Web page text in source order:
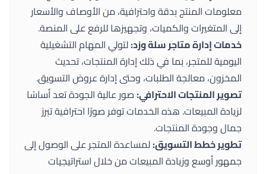
معلومات المنتج بدقة واحترافية، من الأوصاف والأسعار
إلى المتغيرات والكميات، وتجهيزها للرفع على المنصة.
خدمات إدارة متاجر سلة وزد:لتولي المهام التشغيلية
اليومية للمتجر، بما في ذلك إدارة المنتجات، تحديث
المخزون، معالجة الطلبات، وحتى إدارة عروض التسويق.
تصوير المنتجات الاحترافي:صور عالية الجودة تعد أساسًا
لزيادة المبيعات. هذه الخدمات توفر صورًا احترافية تبرز
جمال وجودة المنتجات.
تطوير خطط التسويق:لمساعدة المتجر على الوصول إلى
جمهور أوسع وزيادة المبيعات من خلال استراتيجيات